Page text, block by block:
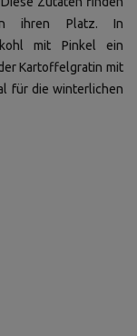
ihren Platz. In
mit Pinkel ein
Kartoffelgratin mit
für die winterlichen